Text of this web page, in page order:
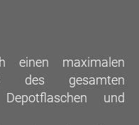
einen maximalen
des gesamten
und